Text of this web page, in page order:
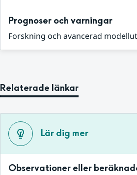
Prognoser och varningar
Forskning och avancerad
Relaterade länkar
Lär dig mer
Observationer eller